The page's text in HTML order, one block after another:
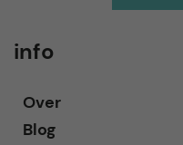
info
Over
Blog